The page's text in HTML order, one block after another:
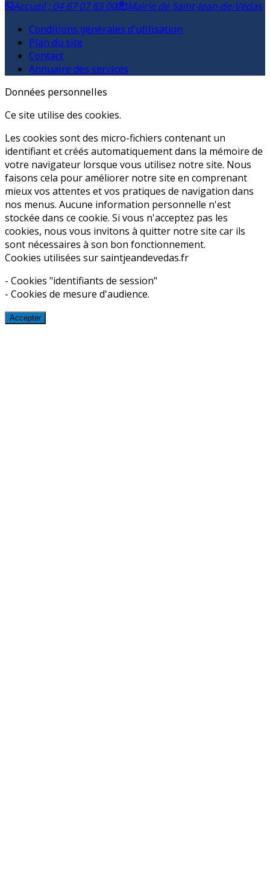
Accueil : 04 67 07 83 00
Mairie de Saint-Jean-de-Védas
Conditions générales d'utilisation
Plan du site
Contact
Annuaire des services
Données personnelles
Ce site utilise des cookies.
Les cookies sont des micro-fichiers contenant un
identifiant et créés automatiquement dans la mémoire de
votre navigateur lorsque vous utilisez notre site. Nous
faisons cela pour améliorer notre site en comprenant
mieux vos attentes et vos pratiques de navigation dans
nos menus. Aucune information personnelle n'est
stockée dans ce cookie. Si vous n'acceptez pas les
cookies, nous vous invitons à quitter notre site car ils
sont nécessaires à son bon fonctionnement.
Cookies utilisées sur saintjeandevedas.fr
- Cookies "identifiants de session"
- Cookies de mesure d'audience.
Accepter